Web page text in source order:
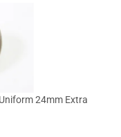
24mm Extra